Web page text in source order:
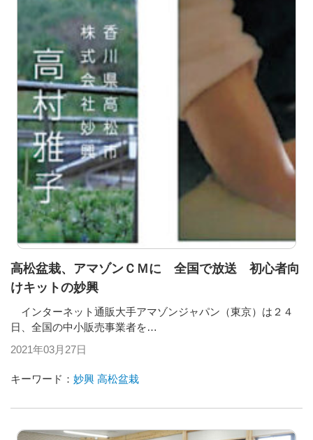
高松盆栽、アマゾンＣＭに 全国で放送 初心者向
けキットの妙興
インターネット通販大手アマゾンジャパン（東京）は２４
日、全国の中小販売事業者を…
2021年03月27日
キーワード： 妙興 高松盆栽